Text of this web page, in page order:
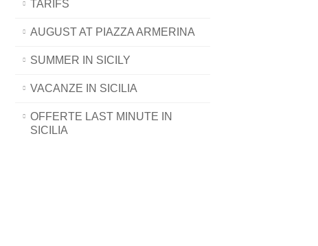
TARIFS
AUGUST AT PIAZZA ARMERINA
SUMMER IN SICILY
VACANZE IN SICILIA
OFFERTE LAST MINUTE IN
SICILIA